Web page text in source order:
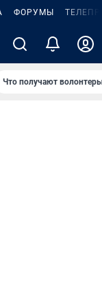
ФОРУМЫ
Что получают